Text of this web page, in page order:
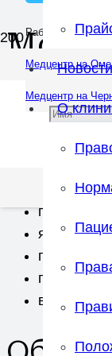
Работаем
Медцентр на
Медцентр на
Новости
О
Занимается
патологии
язва
гастрит;